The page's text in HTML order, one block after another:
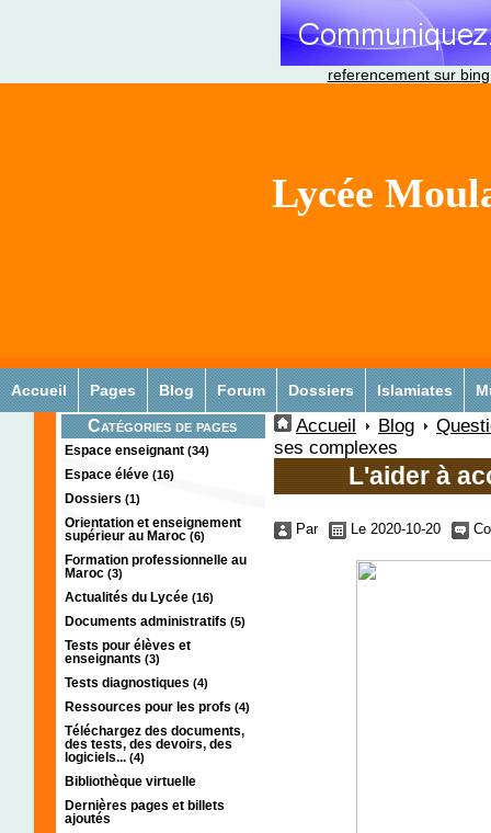
referencement sur bing
Lycée
Accueil Pages Blog Forum Dossiers Islamiates
Catégories de pages
Espace enseignant (34)
Espace éléve (16)
Dossiers (1)
Orientation et enseignement
supérieur au Maroc (6)
Formation professionnelle au
Maroc (3)
Actualités du Lycée (16)
Documents administratifs (5)
Tests pour élèves et
enseignants (3)
Tests diagnostiques (4)
Ressources pour les profs (4)
Téléchargez des documents,
des tests, des devoirs, des
logiciels... (4)
Bibliothèque virtuelle
Dernières pages et billets
ajoutés
Accueil Blog
ses complexes
L'aider à
Par Le 2020-10-20